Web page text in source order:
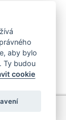
aby bylo
Ty budou
cookie